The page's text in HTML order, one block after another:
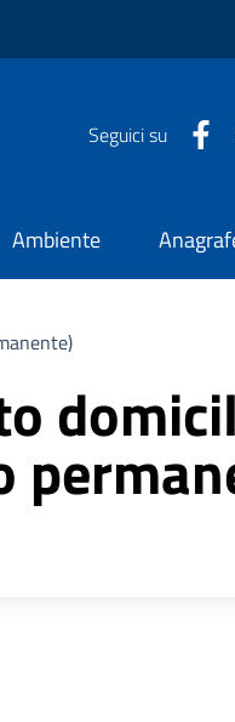
Seguici su
Ambiente